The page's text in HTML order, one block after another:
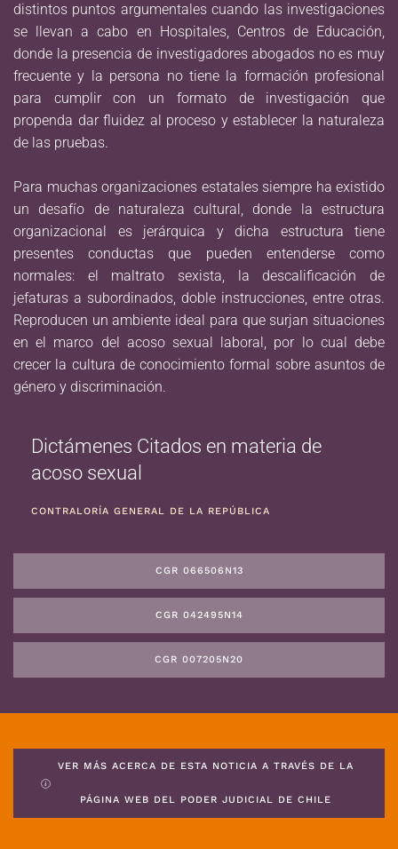
distintos puntos argumentales cuando las investigaciones
se llevan a cabo en Hospitales, Centros de Educación,
donde la presencia de investigadores abogados no es muy
frecuente y la persona no tiene la formación profesional
para cumplir con un formato de investigación que
propenda dar fluidez al proceso y establecer la naturaleza
de las pruebas.
Para muchas organizaciones estatales siempre ha existido
un desafío de naturaleza cultural, donde la estructura
organizacional es jerárquica y dicha estructura tiene
presentes conductas que pueden entenderse como
normales: el maltrato sexista, la descalificación de
jefaturas a subordinados, doble instrucciones, entre otras.
Reproducen un ambiente ideal para que surjan situaciones
en el marco del acoso sexual laboral, por lo cual debe
crecer la cultura de conocimiento formal sobre asuntos de
género y discriminación.
Dictámenes Citados en materia de
acoso sexual
CONTRALORÍA GENERAL DE LA REPÚBLICA
CGR 066506N13
CGR 042495N14
CGR 007205N20
VER MÁS ACERCA DE ESTA NOTICIA A TRAVÉS DE LA
PÁGINA WEB DEL PODER JUDICIAL DE CHILE